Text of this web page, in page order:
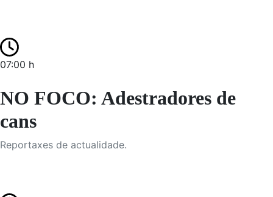
07:00 h
NO FOCO: Adestradores de
cans
Reportaxes de actualidade.